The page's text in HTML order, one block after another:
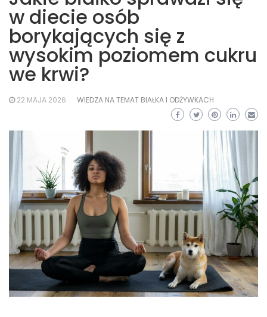
w diecie osób
borykających się z
wysokim poziomem cukru
we krwi?
22 MAJA 2026 WIEDZA NA TEMAT BIAŁKA I ODŻYWKACH